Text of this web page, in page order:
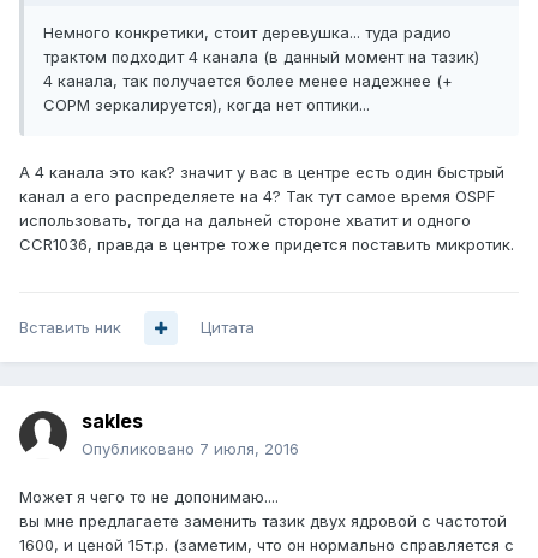
Немного конкретики, стоит деревушка... туда радио
трактом подходит 4 канала (в данный момент на тазик)
4 канала, так получается более менее надежнее (+
СОРМ зеркалируется), когда нет оптики...
А 4 канала это как? значит у вас в центре есть один быстрый
канал а его распределяете на 4? Так тут самое время OSPF
использовать, тогда на дальней стороне хватит и одного
CCR1036, правда в центре тоже придется поставить микротик.
Вставить ник Цитата
sakles
Опубликовано 7 июля, 2016
Может я чего то не допонимаю....
вы мне предлагаете заменить тазик двух ядровой с частотой
1600, и ценой 15т.р. (заметим, что он нормально справляется с